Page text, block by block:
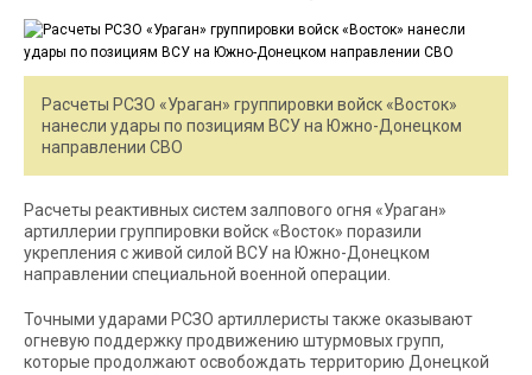
Расчеты РСЗО «Ураган» группировки войск «Восток»
нанесли удары по позициям ВСУ на Южно-Донецком
направлении СВО
Расчеты реактивных систем залпового огня «Ураган»
артиллерии группировки войск «Восток» поразили
укрепления с живой силой ВСУ на Южно-Донецком
направлении специальной военной операции.
Точными ударами РСЗО артиллеристы также оказывают
огневую поддержку продвижению штурмовых групп,
которые продолжают освобождать территорию Донецкой